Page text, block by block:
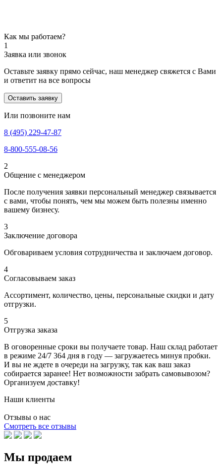
Как мы работаем?
1
Заявка или звонок
Оставьте заявку прямо сейчас, наш менеджер свяжется с Вами
и ответит на все вопросы
Оставить заявку
Или позвоните нам
8 (495) 229-47-87
8-800-555-08-56
2
Общение с менеджером
После получения заявки персональный менеджер связывается
с вами, чтобы понять, чем мы можем быть полезны именно
вашему бизнесу.
3
Заключение договора
Обговариваем условия сотрудничества и заключаем договор.
4
Согласовываем заказ
Ассортимент, количество, цены, персональные скидки и дату
отгрузки.
5
Отгрузка заказа
В оговоренные сроки вы получаете товар. Наш склад работает
в режиме 24/7 364 дня в году — загружаетесь минуя пробки.
И вы не ждете в очереди на загрузку, так как ваш заказ
собирается заранее! Нет возможности забрать самовывозом?
Организуем доставку!
Наши клиенты
Отзывы о нас
Смотреть все отзывы
Мы продаем